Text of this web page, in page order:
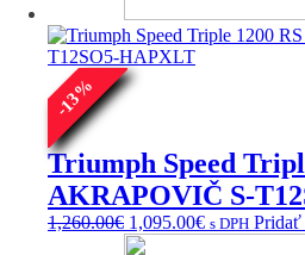
through
649.00€
-
13
%
Triumph Speed
AKRAPOVIČ S-
1,260.00€ Pôvodná
cena
1,095.00€Aktuálna
s DPH Pridať